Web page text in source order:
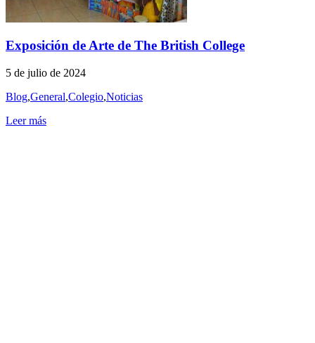
Exposición de Arte de The British College
5 de julio de 2024
Blog,General,Colegio,Noticias
Leer más